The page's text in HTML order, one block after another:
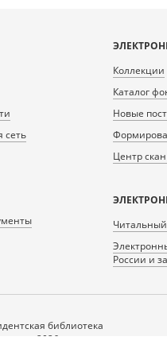
сеть
Коллекции
Каталог
Новые
Центр
России и
библиотека
2026